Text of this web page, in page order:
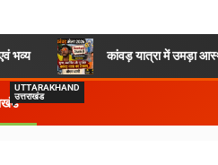
भव्य कांवड़ यात्रा में उमड़ा
UTTARAKHAND
उत्तराखंड